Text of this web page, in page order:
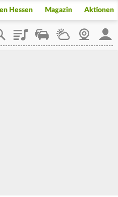
Hessen Magazin Aktionen
PlaylistStaupilotWetterWebcam